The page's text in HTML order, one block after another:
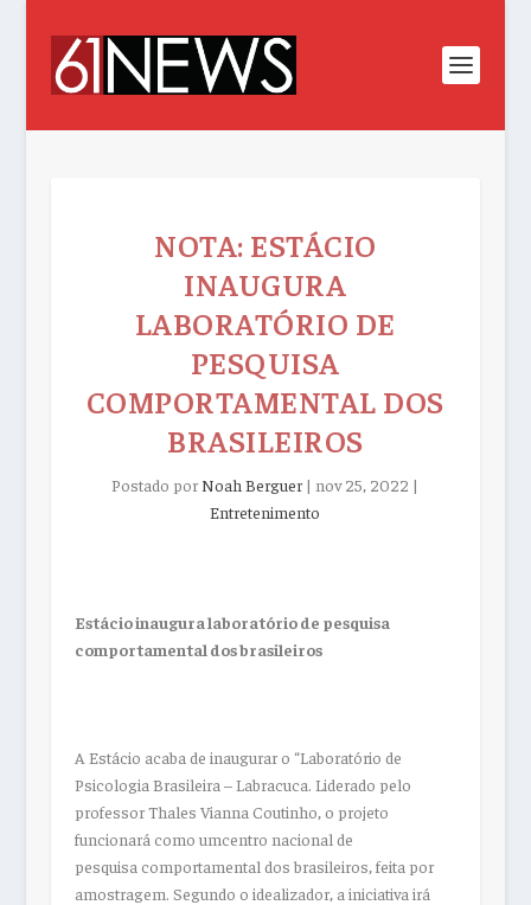
NOTA: ESTÁCIO
INAUGURA
LABORATÓRIO DE
PESQUISA
COMPORTAMENTAL DOS
BRASILEIROS
Postado por Noah Berguer|nov 25, 2022 |
Entretenimento
Estácio inaugura laboratório de pesquisa
comportamental dos brasileiros
A Estácio acaba de inaugurar o “Laboratório de
Psicologia Brasileira – Labracuca. Liderado pelo
professor Thales Vianna Coutinho, o projeto
funcionará como umcentro nacional de
pesquisa comportamental dos brasileiros, feita por
amostragem. Segundo o idealizador, a iniciativa irá